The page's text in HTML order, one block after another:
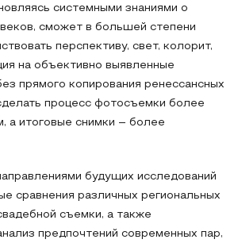
системными знаниями о
сможет в большей степени
перспективу, свет, колорит,
на объективно выявленные
прямого копирования ренессансных
процесс фотосъемки более
а итоговые снимки – более
будущих исследований
сравнения различных региональных
съемки, а также
предпочтений современных пар,